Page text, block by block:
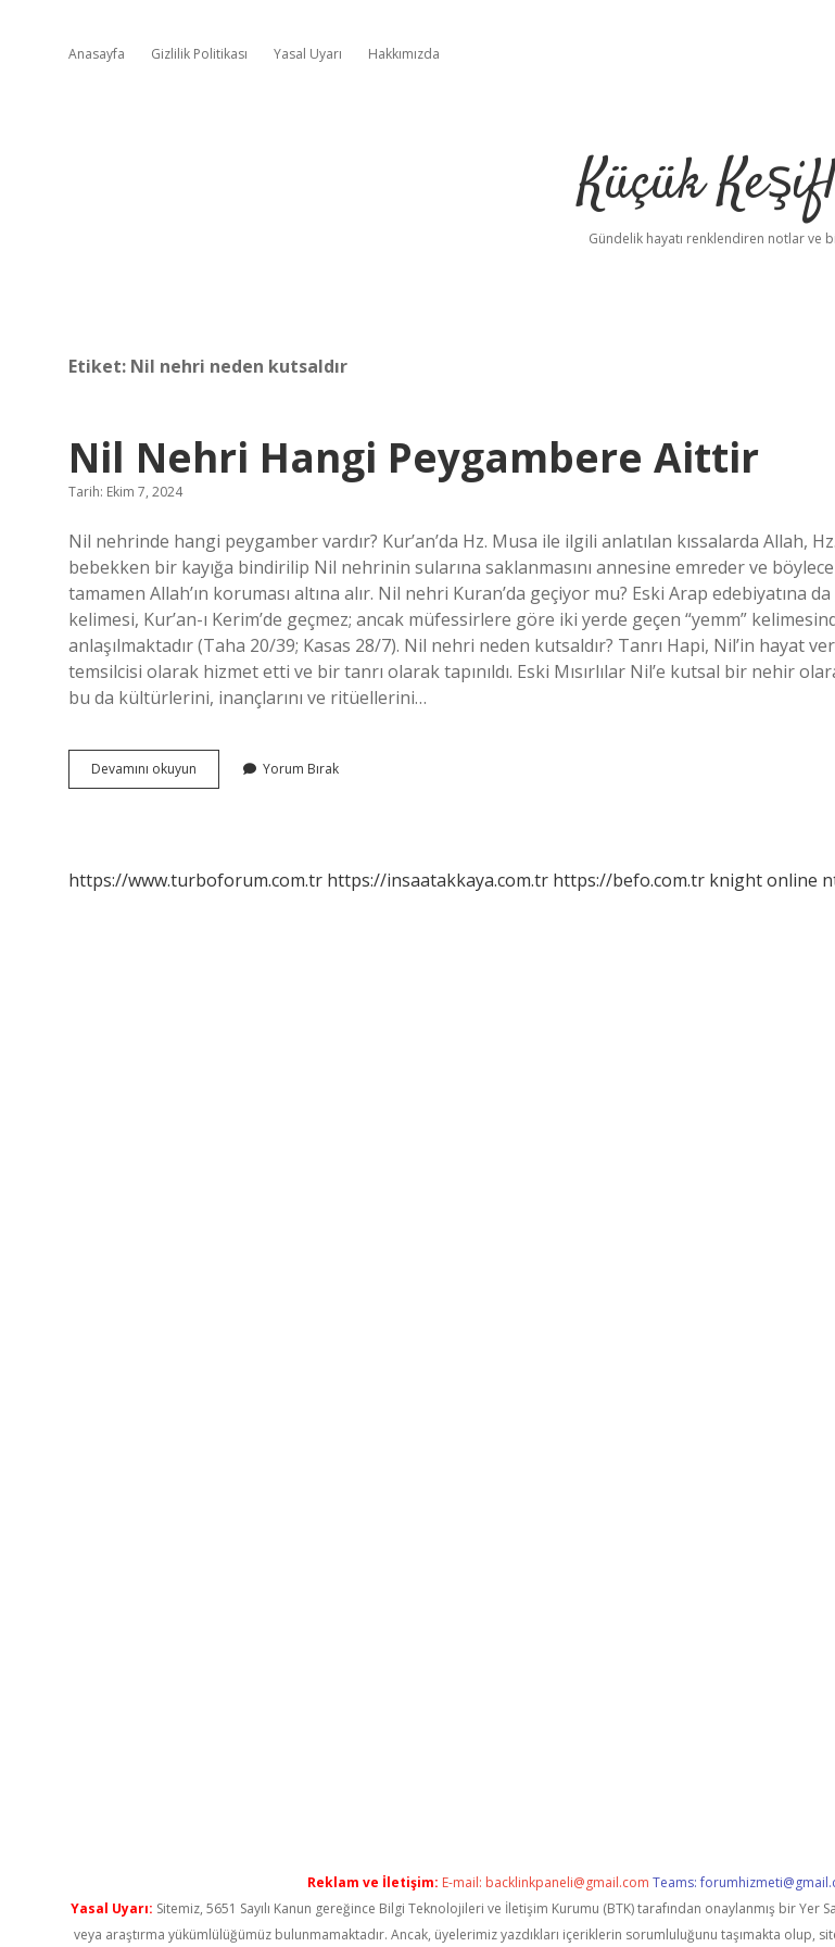
Anasayfa Gizlilik Politikası Yasal Uyarı Hakkımızda
Küçük
Gündelik hayatı renklendiren notlar ve
Etiket: Nil nehri neden kutsaldır
Nil Nehri Hangi Peygambere Aittir
Tarih: Ekim 7, 2024
Nil nehrinde hangi peygamber vardır? Kur’an’da Hz. Musa ile ilgili anlatılan kıssalarda Allah,
bebekken bir kayığa bindirilip Nil nehrinin sularına saklanmasını annesine emreder ve böylece
tamamen Allah’ın koruması altına alır. Nil nehri Kuran’da geçiyor mu? Eski Arap edebiyatına da
kelimesi, Kur’an-ı Kerim’de geçmez; ancak müfessirlere göre iki yerde geçen “yemm”
anlaşılmaktadır (Taha 20/39; Kasas 28/7). Nil nehri neden kutsaldır? Tanrı Hapi, Nil’in hayat
temsilcisi olarak hizmet etti ve bir tanrı olarak tapınıldı. Eski Mısırlılar Nil’e kutsal bir nehir
bu da kültürlerini, inançlarını ve ritüellerini…
Devamını okuyun
Nehri
Yorum Bırak
https://www.turboforum.com.tr https://insaatakkaya.com.tr https://befo.com.tr knight online
Reklam ve İletişim: E-mail: backlinkpaneli@gmail.com Teams:
Yasal Uyarı: Sitemiz, 5651 Sayılı Kanun gereğince Bilgi Teknolojileri ve İletişim Kurumu (BTK) tarafından onaylanmış bir
veya araştırma yükümlülüğümüz bulunmamaktadır. Ancak, üyelerimiz yazdıkları içeriklerin sorumluluğunu taşımakta